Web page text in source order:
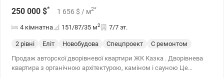
250 000 $* 1 656 $ / м2*
4 кімнатна 151/87/35 м2 7/7 эт.
2 рівні Еліт Новобудова Спецпроект
С ремонтом
Продаж авторскої дворівневої квартири ЖК Казка . Дворівнева
квартира з органічною архітектурою, каміном і сауною Це